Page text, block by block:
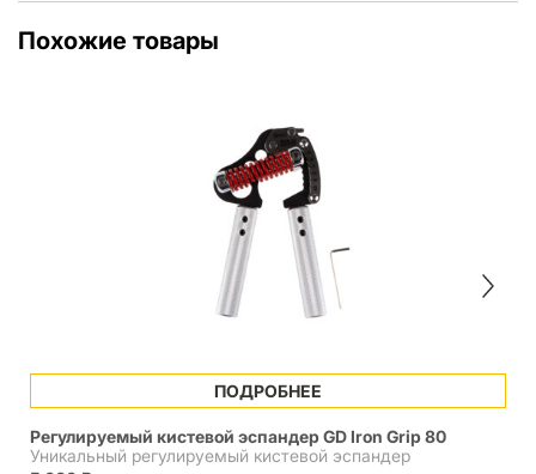
Похожие товары
ПОДРОБНЕЕ
Регулируемый кистевой эспандер GD Iron Grip 80
Уникальный регулируемый кистевой эспандер